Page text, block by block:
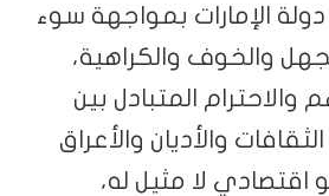
دولة الإمارات بمواجهة سوء
والخوف والكراهية،
والاحترام المتبادل بين
والأديان والأعراق
لا مثيل له،